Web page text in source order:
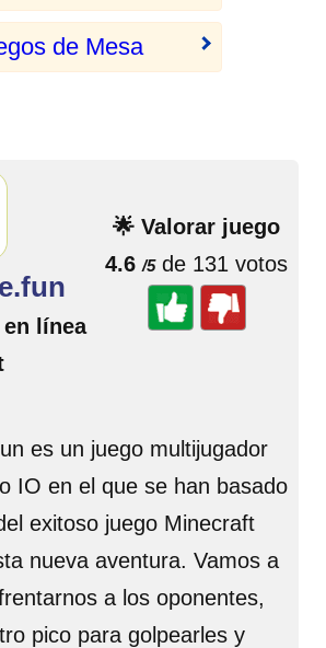
de Mesa
🌟 Valorar juego
4.6 /5de 131 votos
línea
es un juego multijugador
IO en el que se han basado
exitoso juego Minecraft
nueva aventura. Vamos a
a los oponentes,
pico para golpearles y